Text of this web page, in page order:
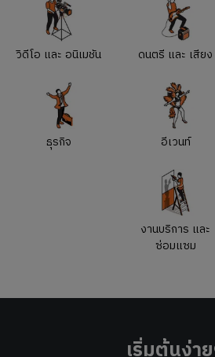
วิดีโอ และ อนิเมชัน ดนตรี และ เสียง
ธุรกิจ อีเวนท์
งานบริการ และ
ซ่อมแซม
เริ่มต้นง่า